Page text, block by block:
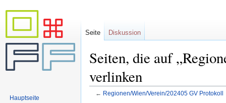
Seiten, die auf
verlinken
← Regionen/Wien/Verein/202405 GV Protokoll
Seite Diskussion
Hauptseite